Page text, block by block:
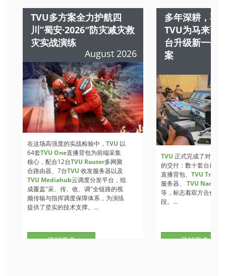
TVU多方案全力护航四
川”蜀安·2026″防灾减灾救
灾实战演练
August 2026
在这场高强度的实战检验中， TVU 以
64套TVU One直播背包为前端采集
核心，配合12台TVU Router多网聚
合路由器、7台TVU 收发服务器以及
TVU Mediahub云调度分发平台，组
成覆盖"采、传、收、调"全链路的视
频传输与指挥调度保障体系，为演练
提供了坚实的技术支撑。...
了解更多
多年深耕，再
TVU为马来西
台升级新一代
案
TVU 正式完成了对RTM
的交付：数十套台最新
直播背包、 TVU
服务器、
TVU Nano
等，标志着双方合作迈
段。...
了解更多